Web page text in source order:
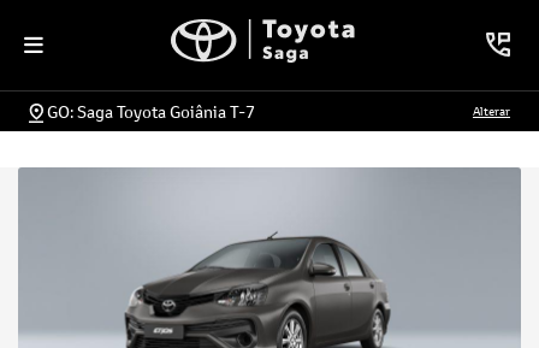
GO: Saga Toyota Goiânia T-7 Alterar